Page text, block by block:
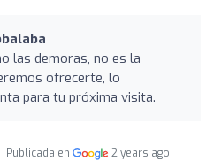
las demoras, no es la
ofrecerte, lo
para tu próxima visita.
Publicada en 2 years ago